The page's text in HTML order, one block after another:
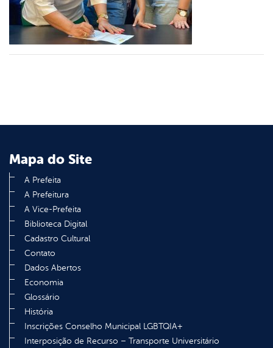
Mapa do Site
A Prefeita
A Prefeitura
A Vice-Prefeita
Biblioteca Digital
Cadastro Cultural
Contato
Dados Abertos
Economia
Glossário
História
Inscrições Conselho Municipal LGBTQIA+
Interposição de Recurso – Transporte Universitário